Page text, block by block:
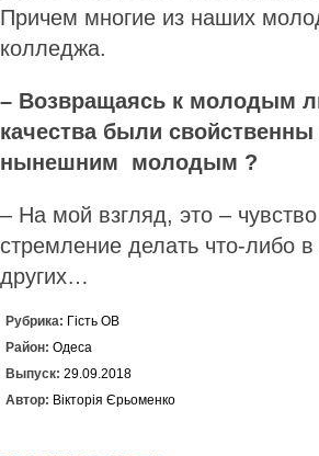
Причем многие из наших
колледжа.
– Возвращаясь к молодым
качества были
нынешним молодым ?
– На мой взгляд, это –
стремление делать что-либо
других…
Рубрика: Гість ОВ
Район: Одеса
Выпуск: 29.09.2018
Автор: Вікторія Єрьоменко